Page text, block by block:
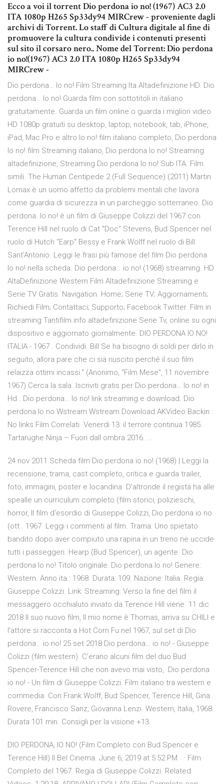
Ecco a voi il torrent Dio perdona io no! (1967) AC3 2.0
ITA 1080p H265 Sp33dy94 MIRCrew - proveniente dagli
archivi di Torrent. Lo staff di Cultura digitale al fine di
promuovere la cultura condivide i contenuti presenti
sul sito il corsaro nero.. Nome del Torrent: Dio perdona
io no!(1967) AC3 2.0 ITA 1080p H265 Sp33dy94
MIRCrew -
Dio perdona… Io no! Film Streaming Ita Altadefinizione HD. Dio
perdona… Io no! Guarda film con sottotitoli in italiano
gratuitamente. Guarda un film online o guarda i migliori video
HD 1080p gratuiti su desktop, laptop, notebook, tab, iPhone,
iPad, Mac Pro e altro Io no! film italiano completo, Dio perdona
Io no! film Streaming italiano, Dio perdona Io no! Streaming
altadefinizione, Streaming Dio perdona Io no! Sub ITA. Film
simili. The Human Centipede 2 (Full Sequence) (2011) Martin
Lomax è un uomo affetto da problemi mentali che lavora
come guardia di sicurezza in un parcheggio sotterraneo. Dio
perdona. Io no! è un film di Giuseppe Colizzi del 1967 con
Terence Hill nel ruolo di Cat "Doc" Stevens, Bud Spencer nel
ruolo di Hutch "Earp" Bessy e Frank Wolff nel ruolo di Bill
Sant'Antonio. Leggi le frasi più famose del film Dio perdona.
Io no! nella scheda. Dio perdona… io no! (1968) streaming. HD
AltaDefinizione Western Film Altadefinizione Streaming e
Serie TV Gratis. Navigation. Home; Serie TV; Aggiornamenti;
Richiedi Film; Contattaci; Supporto; Facebook Twitter. Film in
streaming Tantifilm.info altadefinizione Serie Tv, online su ogni
dispositivo e aggiornato giornalmente. DIO PERDONA IO NO!
ITALIA - 1967 . Condividi. Bill Se ha bisogno di soldi per dirlo in
seguito, allora pare che ci sia riuscito perché il suo film
relaizza ottimi incassi." (Anonimo, "Film Mese", 11 novembre
1967) Cerca la sala. Iscriviti gratis per Dio perdona… Io no! in
Hd . Dio perdona… Io no! link streaming e download. Dio
perdona Io no Wstream Wstream Download AKVideo Backin :
No links Film Correlati. Venerdi 13: il terrore continua 1985.
Tartarughe Ninja – Fuori dall ombra 2016. …
24 nov 2011 Scheda film Dio perdona io no! (1968) | Leggi la
recensione, trama, cast completo, critica e guarda trailer,
foto, immagini, poster e locandina D'altronde il regista ha alle
spealle un curriculum completo (film storici, polizieschi,
horror, Il film d'esordio di Giuseppe Colizzi, Dio perdona io no
(ott . 1967 Leggi i commenti al film. Trama: Uno spietato
bandito dopo aver compiuto una rapina in un treno ne uccide
tutti i passeggeri. Hearp (Bud Spencer), un agente Dio
perdona Io no! Titolo originale: Dio perdona Io no! Genere:
Western. Anno ita.: 1968. Durata: 109. Nazione: Italia. Regia:
Giuseppe Colizzi. Link: Streaming: Verso la fine del film il
messaggero occhialuto inviato da Terence Hill viene 11 dic
2018 Il suo nuovo film, Il mio nome è Thomas, arriva su CHILI e
l'attore si racconta a Hot Corn Fu nel 1967, sul set di Dio
perdona… io no! 25 set 2018 Dio perdona… io no! - Giuseppe
Colizzi (film western). C'erano alcuni film del duo Bud
Spencer-Terence Hill che non avevo mai visto, Dio perdona
io no! - Un film di Giuseppe Colizzi. Film italiano tra western e
commedia. Con Frank Wolff, Bud Spencer, Terence Hill, Gina
Rovere, Francisco Sanz, Giovanna Lenzi. Western, Italia, 1968.
Durata 101 min. Consigli per la visione +13.
DIO PERDONA, IO NO! (Film Completo con Bud Spencer e
Terence Hill) Il Bel Cinema. June 6, 2019 at 5:52 PM · · Film
Completo del 1967. Regia di Giuseppe Colizzi. Related